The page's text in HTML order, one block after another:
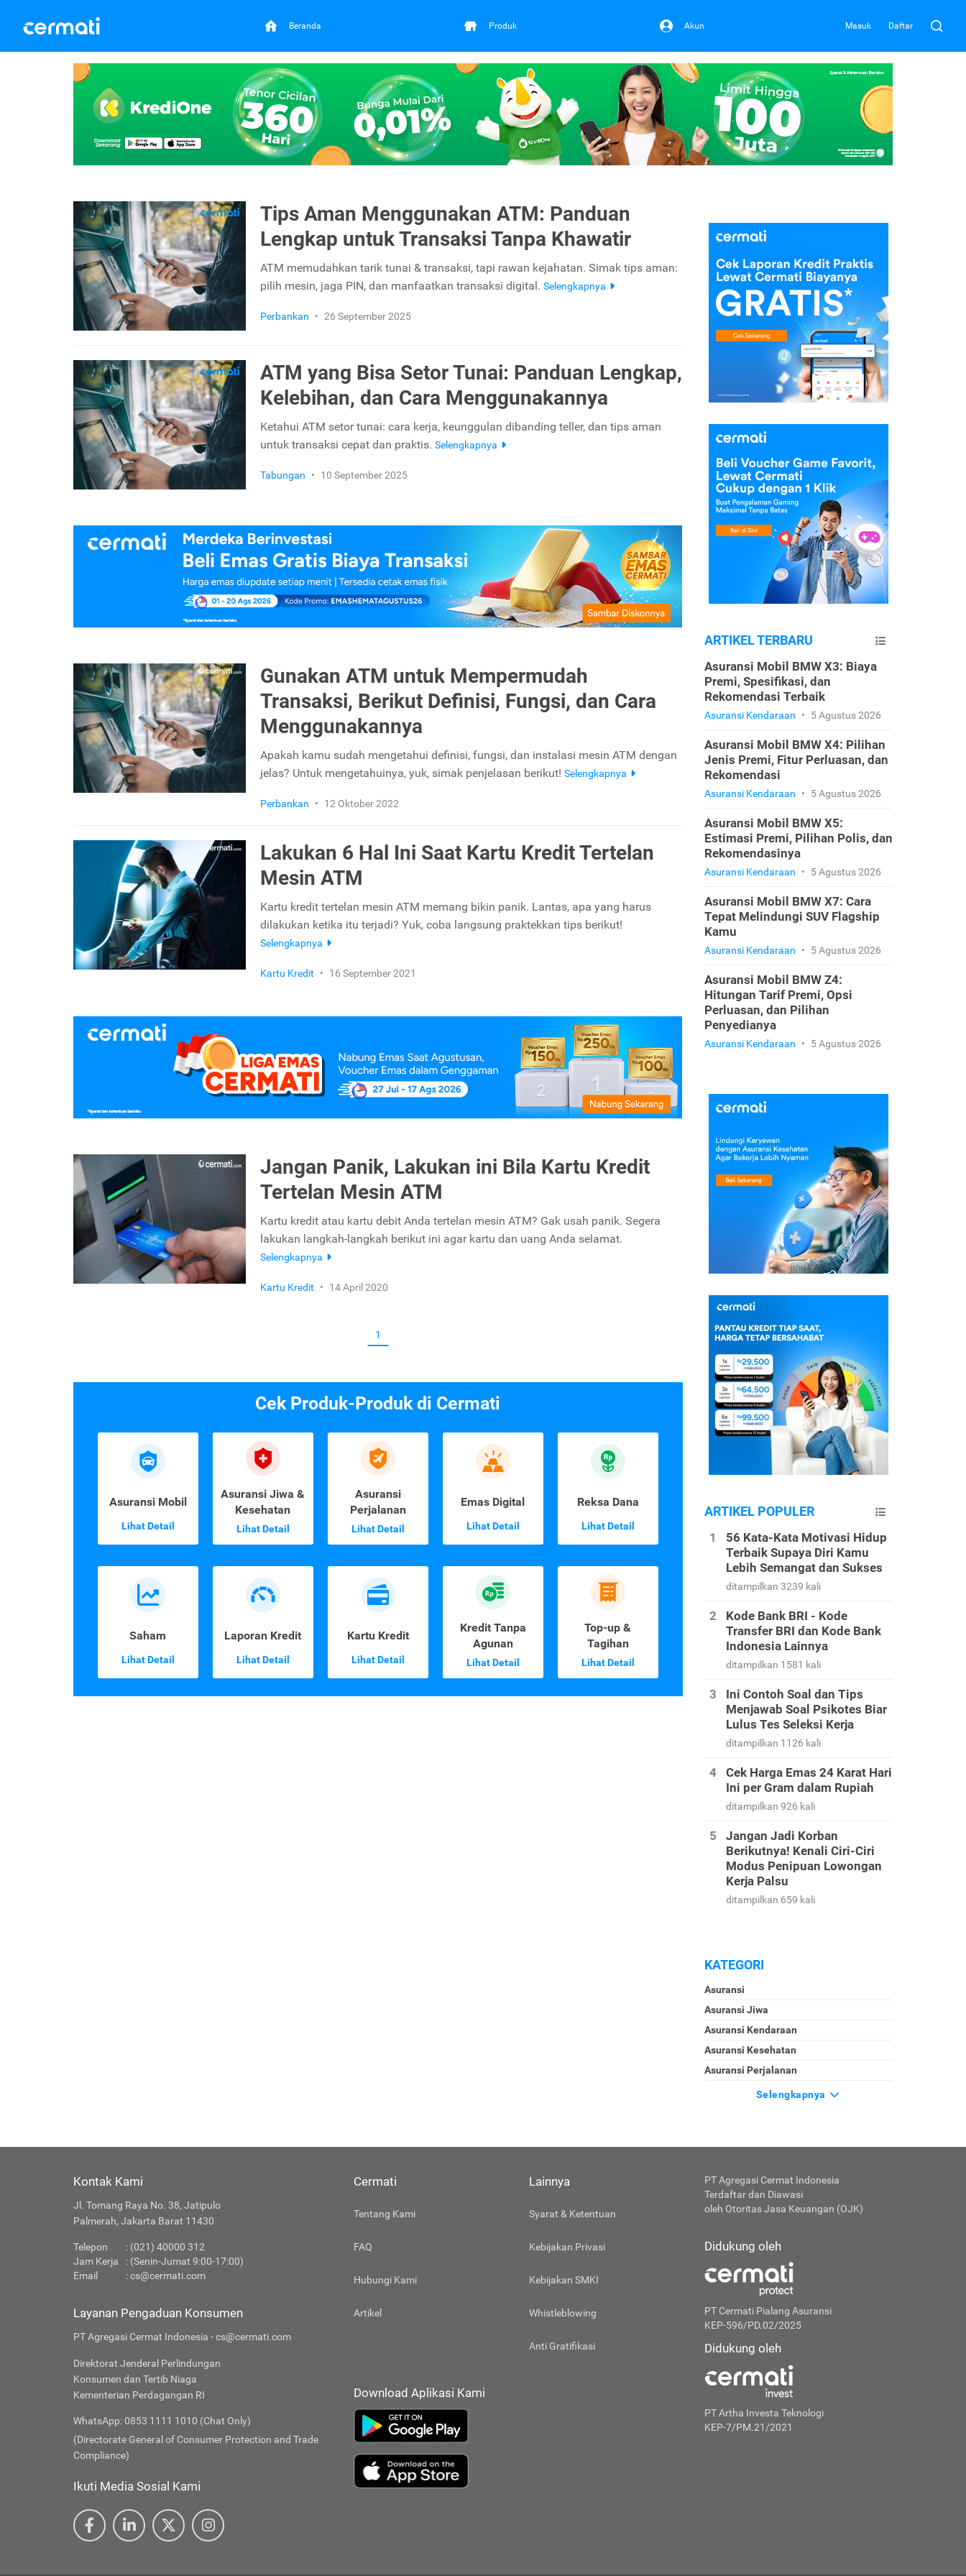
Beranda Produk Akun Masuk Daftar
Tips Aman Menggunakan ATM: Panduan
Lengkap untuk Transaksi Tanpa Khawatir
ATM memudahkan tarik tunai & transaksi, tapi rawan kejahatan. Simak tips aman:
pilih mesin, jaga PIN, dan manfaatkan transaksi digital. Selengkapnya
Perbankan • 26 September 2025
ATM yang Bisa Setor Tunai: Panduan Lengkap,
Kelebihan, dan Cara Menggunakannya
Ketahui ATM setor tunai: cara kerja, keunggulan dibanding teller, dan tips aman
untuk transaksi cepat dan praktis. Selengkapnya
Tabungan • 10 September 2025
Gunakan ATM untuk Mempermudah
Transaksi, Berikut Definisi, Fungsi, dan Cara
Menggunakannya
Apakah kamu sudah mengetahui definisi, fungsi, dan instalasi mesin ATM dengan
jelas? Untuk mengetahuinya, yuk, simak penjelasan berikut! Selengkapnya
Perbankan • 12 Oktober 2022
Lakukan 6 Hal Ini Saat Kartu Kredit Tertelan
Mesin ATM
Kartu kredit tertelan mesin ATM memang bikin panik. Lantas, apa yang harus
dilakukan ketika itu terjadi? Yuk, coba langsung praktekkan tips berikut!
Selengkapnya
Kartu Kredit • 16 September 2021
Jangan Panik, Lakukan ini Bila Kartu Kredit
Tertelan Mesin ATM
Kartu kredit atau kartu debit Anda tertelan mesin ATM? Gak usah panik. Segera
lakukan langkah-langkah berikut ini agar kartu dan uang Anda selamat.
Selengkapnya
Kartu Kredit • 14 April 2020
1
Cek Produk-Produk di Cermati
Asuransi Mobil
Lihat Detail
Asuransi Jiwa &
Kesehatan
Lihat Detail
Asuransi
Perjalanan
Lihat Detail
Emas Digital
Lihat Detail
Reksa Dana
Lihat Detail
Saham
Lihat Detail
Laporan Kredit
Lihat Detail
Kartu Kredit
Lihat Detail
Kredit Tanpa
Agunan
Lihat Detail
Top-up &
Tagihan
Lihat Detail
ARTIKEL TERBARU
Asuransi Mobil BMW X3: Biaya
Premi, Spesifikasi, dan
Rekomendasi Terbaik
Asuransi Kendaraan • 5 Agustus 2026
Asuransi Mobil BMW X4: Pilihan
Jenis Premi, Fitur Perluasan, dan
Rekomendasi
Asuransi Kendaraan • 5 Agustus 2026
Asuransi Mobil BMW X5:
Estimasi Premi, Pilihan Polis, dan
Rekomendasinya
Asuransi Kendaraan • 5 Agustus 2026
Asuransi Mobil BMW X7: Cara
Tepat Melindungi SUV Flagship
Kamu
Asuransi Kendaraan • 5 Agustus 2026
Asuransi Mobil BMW Z4:
Hitungan Tarif Premi, Opsi
Perluasan, dan Pilihan
Penyedianya
Asuransi Kendaraan • 5 Agustus 2026
ARTIKEL POPULER
56 Kata-Kata Motivasi Hidup
Terbaik Supaya Diri Kamu
Lebih Semangat dan Sukses
ditampilkan 3239 kali
Kode Bank BRI - Kode
Transfer BRI dan Kode Bank
Indonesia Lainnya
ditampilkan 1581 kali
Ini Contoh Soal dan Tips
Menjawab Soal Psikotes Biar
Lulus Tes Seleksi Kerja
ditampilkan 1126 kali
Cek Harga Emas 24 Karat Hari
Ini per Gram dalam Rupiah
ditampilkan 926 kali
Jangan Jadi Korban
Berikutnya! Kenali Ciri-Ciri
Modus Penipuan Lowongan
Kerja Palsu
ditampilkan 659 kali
KATEGORI
Asuransi
Asuransi Jiwa
Asuransi Kendaraan
Asuransi Kesehatan
Asuransi Perjalanan
Selengkapnya
Kontak Kami
Jl. Tomang Raya No. 38, Jatipulo
Palmerah, Jakarta Barat 11430
Telepon
: (021) 40000 312
Jam Kerja
: (Senin-Jumat 9:00-17:00)
Email
:cs@cermati.com
Layanan Pengaduan Konsumen
PT Agregasi Cermat Indonesia - cs@cermati.com
Direktorat Jenderal Perlindungan
Konsumen dan Tertib Niaga
Kementerian Perdagangan RI
WhatsApp: 0853 1111 1010 (Chat Only)
(Directorate General of Consumer Protection and Trade
Compliance)
Ikuti Media Sosial Kami
Cermati
Tentang Kami
FAQ
Hubungi Kami
Artikel
Lainnya
Syarat & Ketentuan
Kebijakan Privasi
Kebijakan SMKI
Whistleblowing
Anti Gratifikasi
Download Aplikasi Kami
PT Agregasi Cermat Indonesia
Terdaftar dan Diawasi
oleh Otoritas Jasa Keuangan (OJK)
Didukung oleh
PT Cermati Pialang Asuransi
KEP-596/PD.02/2025
Didukung oleh
PT Artha Investa Teknologi
KEP-7/PM.21/2021